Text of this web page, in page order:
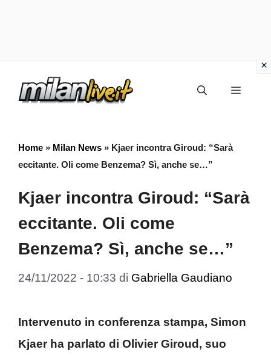
Menu
Home » Milan News » Kjaer incontra Giroud: “Sarà
eccitante. Oli come Benzema? Sì, anche se…”
Kjaer incontra Giroud: “Sarà
eccitante. Oli come
Benzema? Sì, anche se…”
24/11/2022 - 10:33 di Gabriella Gaudiano
Intervenuto in conferenza stampa, Simon
Kjaer ha parlato di Olivier Giroud, suo